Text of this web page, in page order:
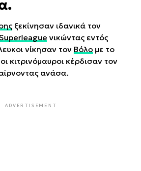
ξεκίνησαν ιδανικά τον
Superleagueνικώντας εντός
νίκησαν τον Βόλομε το
κιτρινόμαυροι κέρδισαν τον
ανάσα.
ADVERTISEMENT